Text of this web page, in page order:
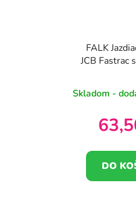
FALK
JCB Fastrac
3 roky
Skladom -
DO